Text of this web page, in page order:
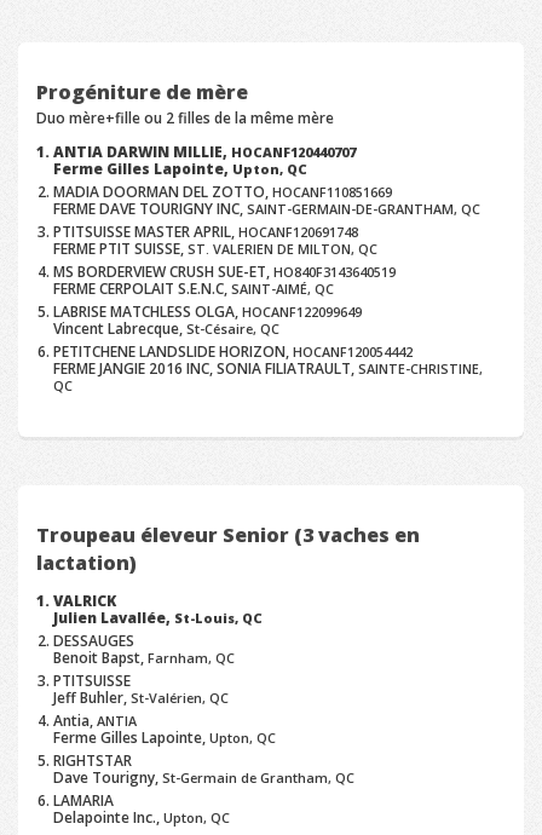
Progéniture de mère
Duo mère+fille ou 2 filles de la même mère
ANTIA DARWIN MILLIE, HOCANF120440707
Ferme Gilles Lapointe, Upton, QC
MADIA DOORMAN DEL ZOTTO,HOCANF110851669
FERME DAVE TOURIGNY INC,SAINT-GERMAIN-DE-GRANTHAM, QC
PTITSUISSE MASTER APRIL,HOCANF120691748
FERME PTIT SUISSE,ST. VALERIEN DE MILTON, QC
MS BORDERVIEW CRUSH SUE-ET,HO840F3143640519
FERME CERPOLAIT S.E.N.C,SAINT-AIMÉ, QC
LABRISE MATCHLESS OLGA,HOCANF122099649
Vincent Labrecque,St-Césaire, QC
PETITCHENE LANDSLIDE HORIZON,HOCANF120054442
FERME JANGIE 2016 INC, SONIA FILIATRAULT,SAINTE-CHRISTINE,
QC
Troupeau éleveur Senior (3 vaches en
lactation)
VALRICK
Julien Lavallée, St-Louis, QC
DESSAUGES
Benoit Bapst,Farnham, QC
PTITSUISSE
Jeff Buhler,St-Valérien, QC
Antia,ANTIA
Ferme Gilles Lapointe,Upton, QC
RIGHTSTAR
Dave Tourigny,St-Germain de Grantham, QC
LAMARIA
Delapointe Inc.,Upton, QC